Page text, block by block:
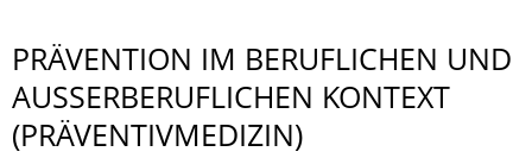
PRÄVENTION IM BERUFLICHEN UND
AUSSERBERUFLI­CHEN KONTEXT
(PRÄVENTIVMEDI­ZIN)